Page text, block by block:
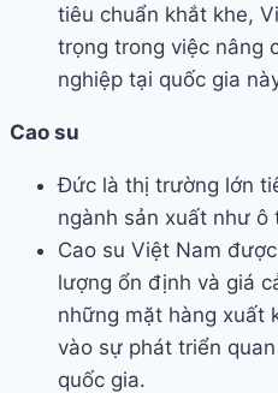
tiêu chuẩn khắt khe,
trọng trong việc nâng
nghiệp tại quốc gia
Cao su
Đức là thị trường lớn
ngành sản xuất như
Cao su Việt Nam
lượng ổn định và giá
những mặt hàng xuất
vào sự phát triển
quốc gia.